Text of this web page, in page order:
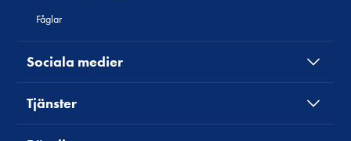
Fåglar
Sociala medier
Tjänster